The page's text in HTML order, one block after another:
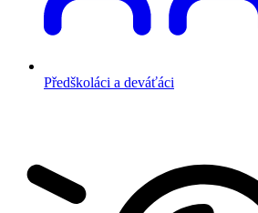
Předškoláci a deváťáci